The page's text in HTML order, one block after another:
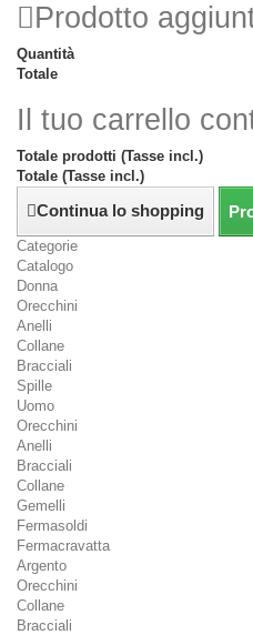
Prodotto
Quantità
Totale
Il tuo carrello
Totale prodotti (Tasse incl.)
Totale (Tasse incl.)
Continua lo shopping
Categorie
Catalogo
Donna
Orecchini
Anelli
Collane
Bracciali
Spille
Uomo
Orecchini
Anelli
Bracciali
Collane
Gemelli
Fermasoldi
Fermacravatta
Argento
Orecchini
Collane
Bracciali